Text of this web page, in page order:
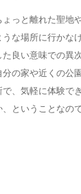
っと離れた聖地
な場所に行かな
た良い意味での異
の家や近くの公
、気軽に体験で
ということなので